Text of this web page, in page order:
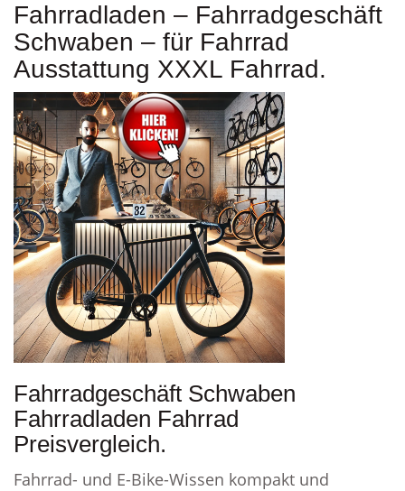
Fahrradladen – Fahrradgeschäft
Schwaben – für Fahrrad
Ausstattung XXXL Fahrrad.
Fahrradgeschäft Schwaben
Fahrradladen Fahrrad
Preisvergleich.
Fahrrad- und E-Bike-Wissen kompakt und